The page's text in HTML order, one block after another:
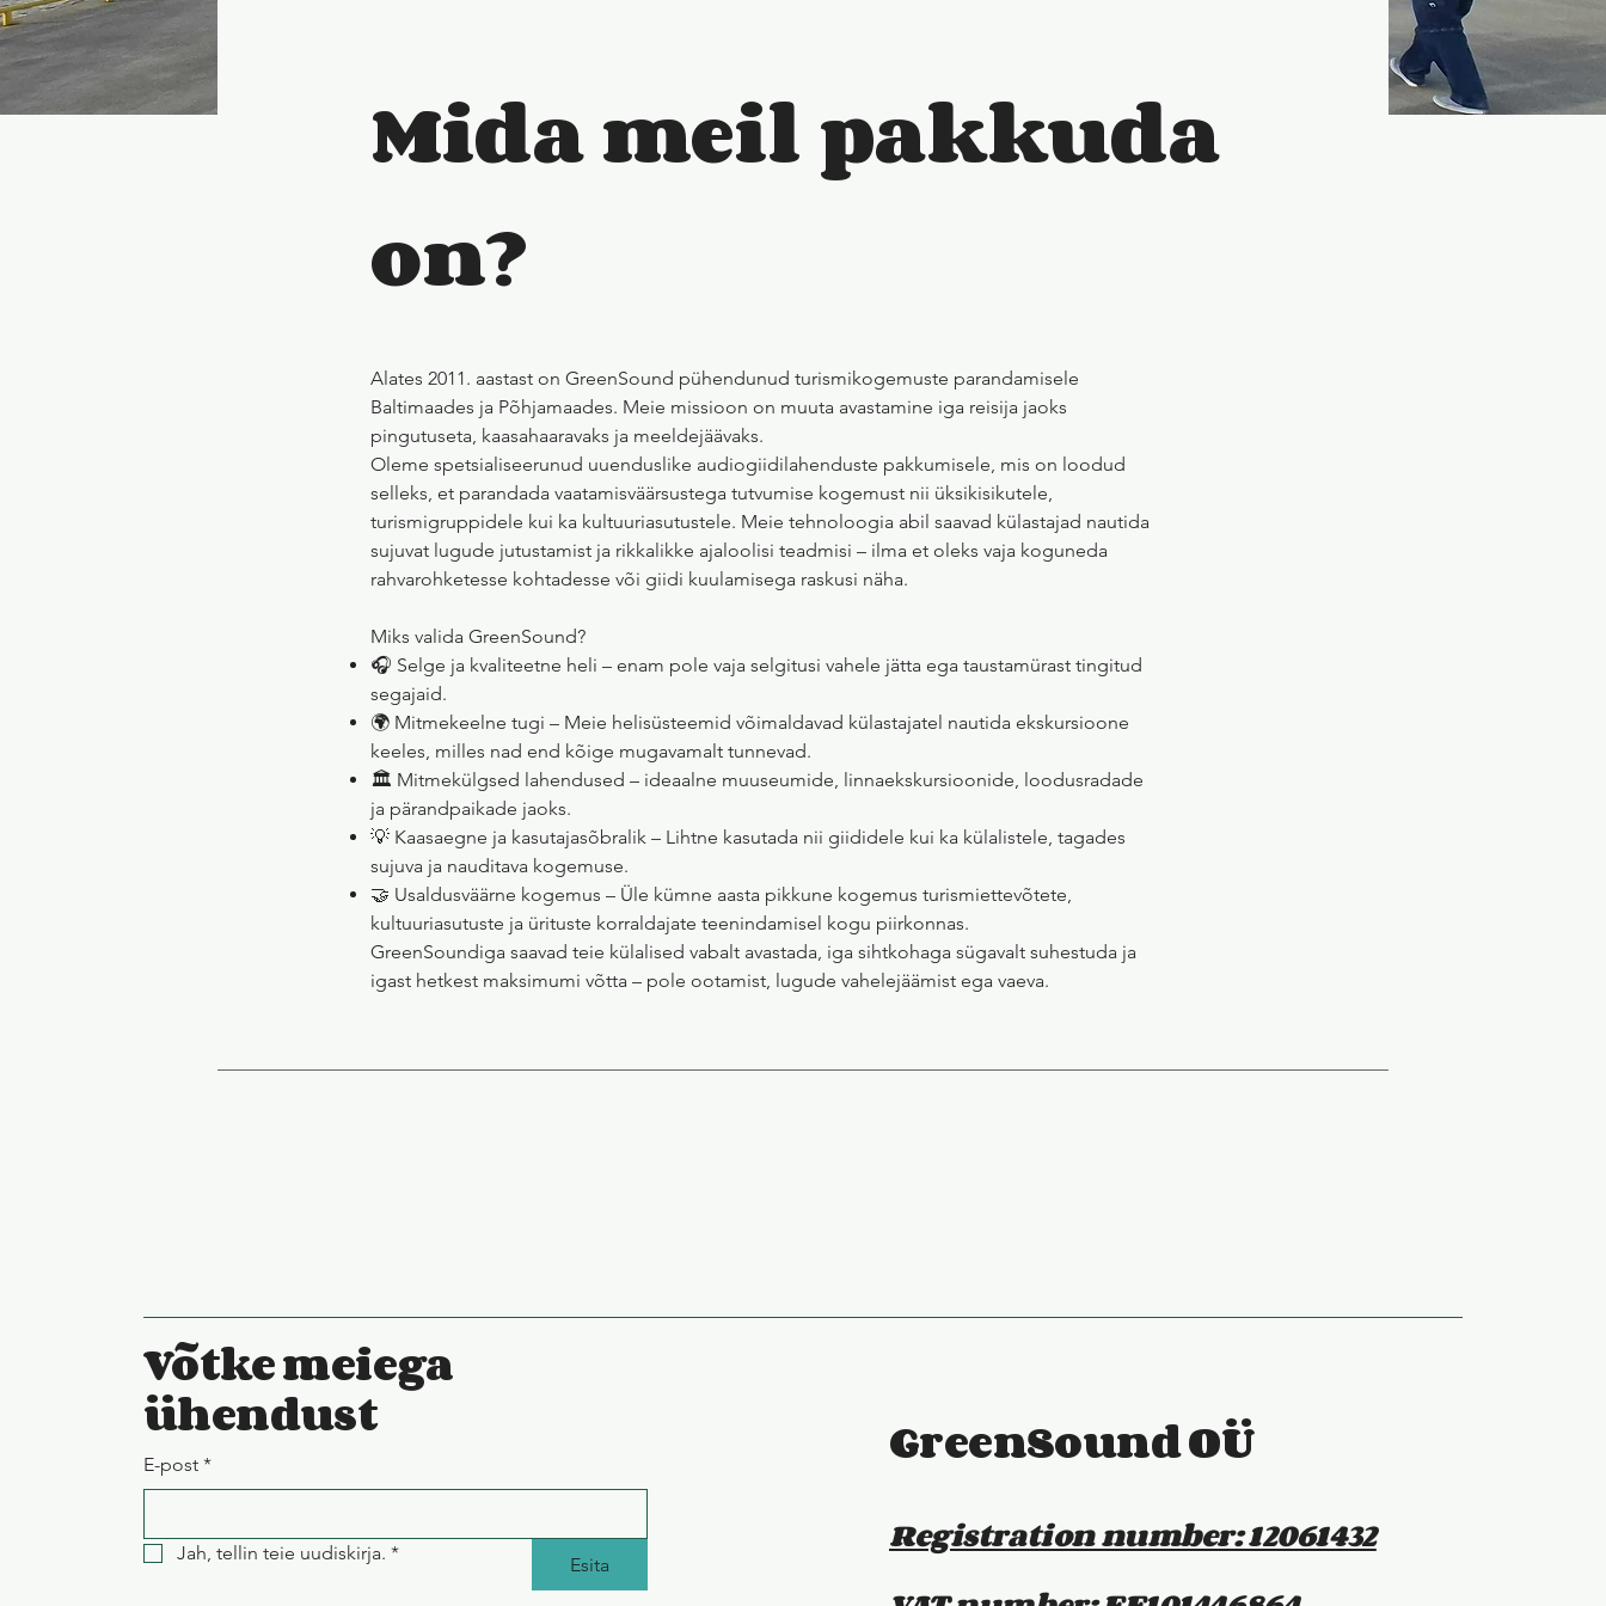
Mida meil pakkuda
on?
Alates 2011. aastast on GreenSound pühendunud turismikogemuste parandamisele
Baltimaades ja Põhjamaades. Meie missioon on muuta avastamine iga reisija jaoks
pingutuseta, kaasahaaravaks ja meeldejäävaks.
Oleme spetsialiseerunud uuenduslike audiogiidilahenduste pakkumisele, mis on loodud
selleks, et parandada vaatamisväärsustega tutvumise kogemust nii üksikisikutele,
turismigruppidele kui ka kultuuriasutustele. Meie tehnoloogia abil saavad külastajad nautida
sujuvat lugude jutustamist ja rikkalikke ajaloolisi teadmisi – ilma et oleks vaja koguneda
rahvarohketesse kohtadesse või giidi kuulamisega raskusi näha.
Miks valida GreenSound?
🎧 Selge ja kvaliteetne heli – enam pole vaja selgitusi vahele jätta ega taustamürast tingitud
segajaid.
🌍 Mitmekeelne tugi – Meie helisüsteemid võimaldavad külastajatel nautida ekskursioone
keeles, milles nad end kõige mugavamalt tunnevad.
🏛️ Mitmekülgsed lahendused – ideaalne muuseumide, linnaekskursioonide, loodusradade
ja pärandpaikade jaoks.
💡 Kaasaegne ja kasutajasõbralik – Lihtne kasutada nii giididele kui ka külalistele, tagades
sujuva ja nauditava kogemuse.
🤝 Usaldusväärne kogemus – Üle kümne aasta pikkune kogemus turismiettevõtete,
kultuuriasutuste ja ürituste korraldajate teenindamisel kogu piirkonnas.
GreenSoundiga saavad teie külalised vabalt avastada, iga sihtkohaga sügavalt suhestuda ja
igast hetkest maksimumi võtta – pole ootamist, lugude vahelejäämist ega vaeva.
Võtke meiega
ühendust
E-post *
Jah, tellin teie uudiskirja. *
Esita
GreenSound OÜ
Registration number: 12061432